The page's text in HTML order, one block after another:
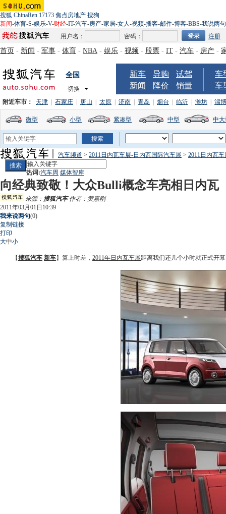
搜狐 ChinaRen 17173 焦点房地产 搜狗
新闻-体育-S-娱乐-V-财经-IT-汽车-房产-家居-女人-视频-播客-邮件-博客-BBS-我说两句
用户名：
密码： 注册
首页 - 新闻 - 军事 - 体育 - NBA - 娱乐 - 视频 - 股票 - IT - 汽车 - 房产 -
全国
切换
新车 导购
试驾
新闻
降价 销量
车
车
附近车市： 天津 石家庄 唐山 太原 济南 青岛 烟台 临沂 潍坊 淄博
微型 小型 紧凑型 中型 中
汽车频道 > 2011日内瓦车展-日内瓦国际汽车展 > 2011日内瓦
热词:汽车周 媒体智库
向经典致敬！大众Bulli概念车亮相日内瓦
来源： 搜狐汽车作者：黄嘉刚
2011年03月01日10:39
我来说两句(0)
复制链接
打印
大中小
【搜狐汽车 新车】算上时差， 2011年日内瓦车展距离我们还几个小时就正式开